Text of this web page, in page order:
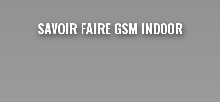
SAVOIR FAIRE GSM INDOOR